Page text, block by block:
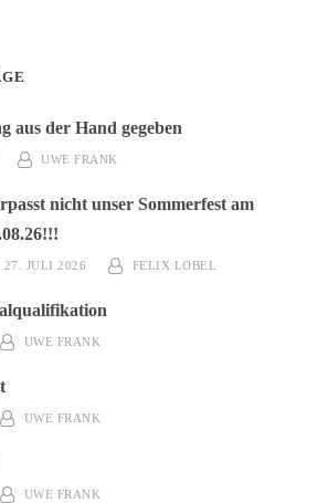
aus der Hand gegeben
UWE FRANK
nicht unser Sommerfest am
27. JULI 2026 FELIX LOBEL
UWE FRANK
UWE FRANK
UWE FRANK